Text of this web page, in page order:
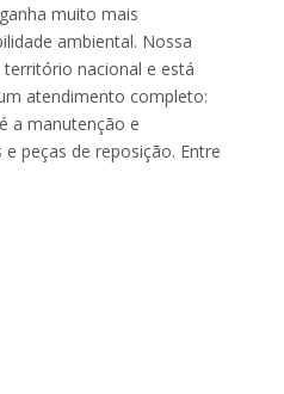
muito mais
ambiental. Nossa
nacional e está
atendimento completo:
a manutenção e
peças de reposição. Entre